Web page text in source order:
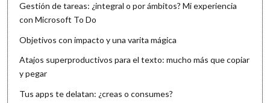
Gestión de tareas: ¿integral o por ámbitos? Mi experiencia
con Microsoft To Do
Objetivos con impacto y una varita mágica
Atajos superproductivos para el texto: mucho más que copiar
y pegar
Tus apps te delatan: ¿creas o consumes?